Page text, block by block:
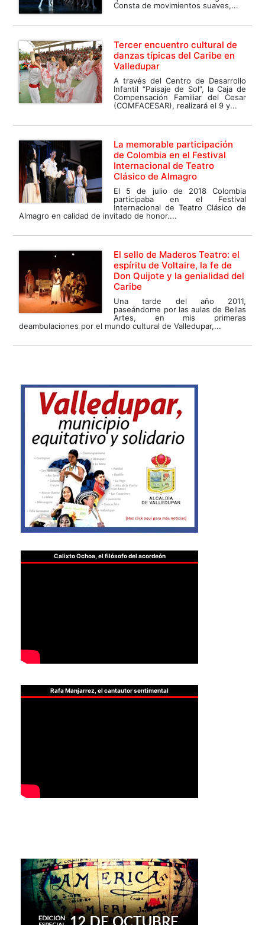
Consta de movimientos suaves,...
Tercer encuentro cultural de
danzas típicas del Caribe en
Valledupar
A través del Centro de Desarrollo
Infantil “Paisaje de Sol”, la Caja de
Compensación Familiar del Cesar
(COMFACESAR), realizará el 9 y...
La memorable participación
de Colombia en el Festival
Internacional de Teatro
Clásico de Almagro
El 5 de julio de 2018 Colombia
participaba en el Festival
Internacional de Teatro Clásico de
Almagro en calidad de invitado de honor....
El sello de Maderos Teatro: el
espíritu de Voltaire, la fe de
Don Quijote y la genialidad del
Caribe
Una tarde del año 2011,
paseándome por las aulas de Bellas
Artes, en mis primeras
deambulaciones por el mundo cultural de Valledupar,...
Calixto Ochoa, el filósofo del acordeón
Rafa Manjarrez, el cantautor sentimental